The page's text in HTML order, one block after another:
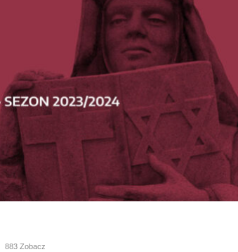
883 Zobacz